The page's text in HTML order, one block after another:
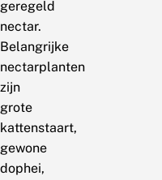
geregeld
nectar.
Belangrijke
nectarplanten
zijn
grote
kattenstaart,
gewone
dophei,